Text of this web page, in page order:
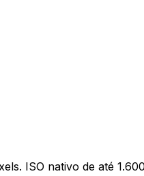
ISO nativo de até